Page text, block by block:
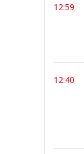
12:59
12:40